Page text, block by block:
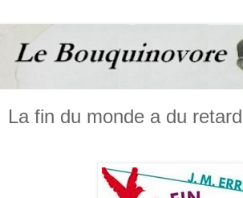
La fin du monde a du